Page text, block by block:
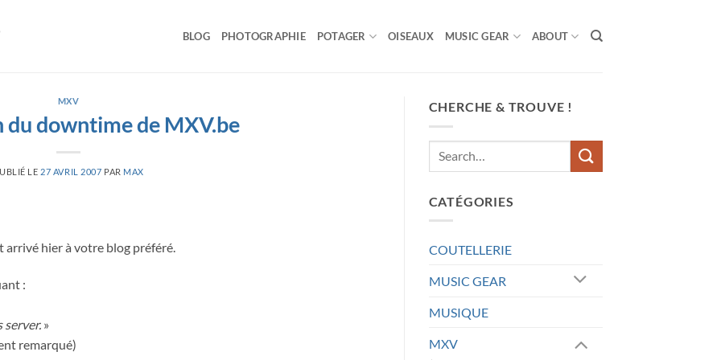
BLOG PHOTOGRAPHIE POTAGER OISEAUX MUSIC GEAR ABOUT
MXV
downtime de MXV.be
LE 27 AVRIL 2007 PAR MAX
arrivé hier à votre blog préféré.
:
server. »
remarqué)
CHERCHE & TROUVE !
CATÉGORIES
COUTELLERIE
MUSIC GEAR
MUSIQUE
MXV